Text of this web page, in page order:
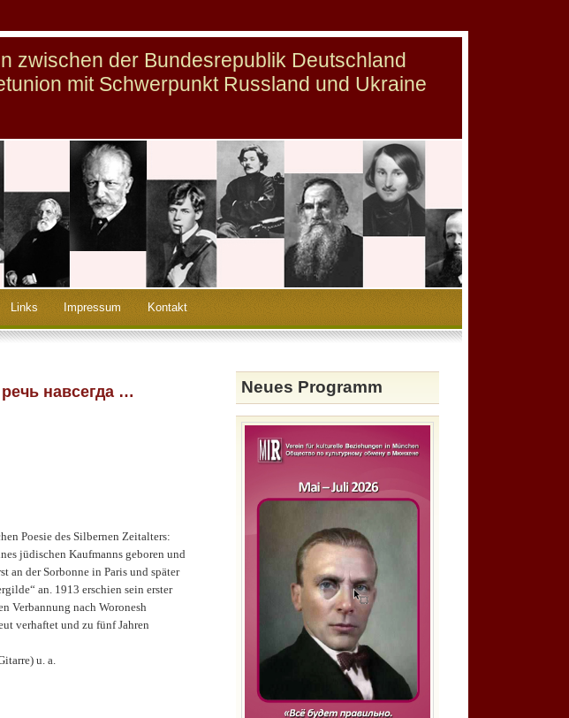
zwischen der Bundesrepublik Deutschland
mit Schwerpunkt Russland und Ukraine
Links Impressum Kontakt
навсегда …
Poesie des Silbernen Zeitalters:
jüdischen Kaufmanns geboren und
an der Sorbonne in Paris und später
an. 1913 erschien sein erster
Verbannung nach Woronesh
verhaftet und zu fünf Jahren
u. a.
Neues Programm